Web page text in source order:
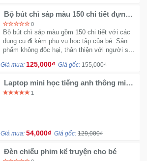
Bộ bút chì sáp màu 150 chi tiết đựng
hộp cao cấp cho bé tập tô
0
Bộ bút chì sáp màu gồm 150 chi tiết với các
dụng cụ đi kèm phụ vụ học tập của bé. Sản
phẩm không độc hại, thân thiện với người sử
Giá mua: 125,000₫ Giá gốc: 155,000₫
Laptop mini học tiếng anh thông minh
NB Kid 525
1
Giá mua: 54,000₫ Giá gốc: 129,000₫
Đèn chiếu phim kể truyện cho bé